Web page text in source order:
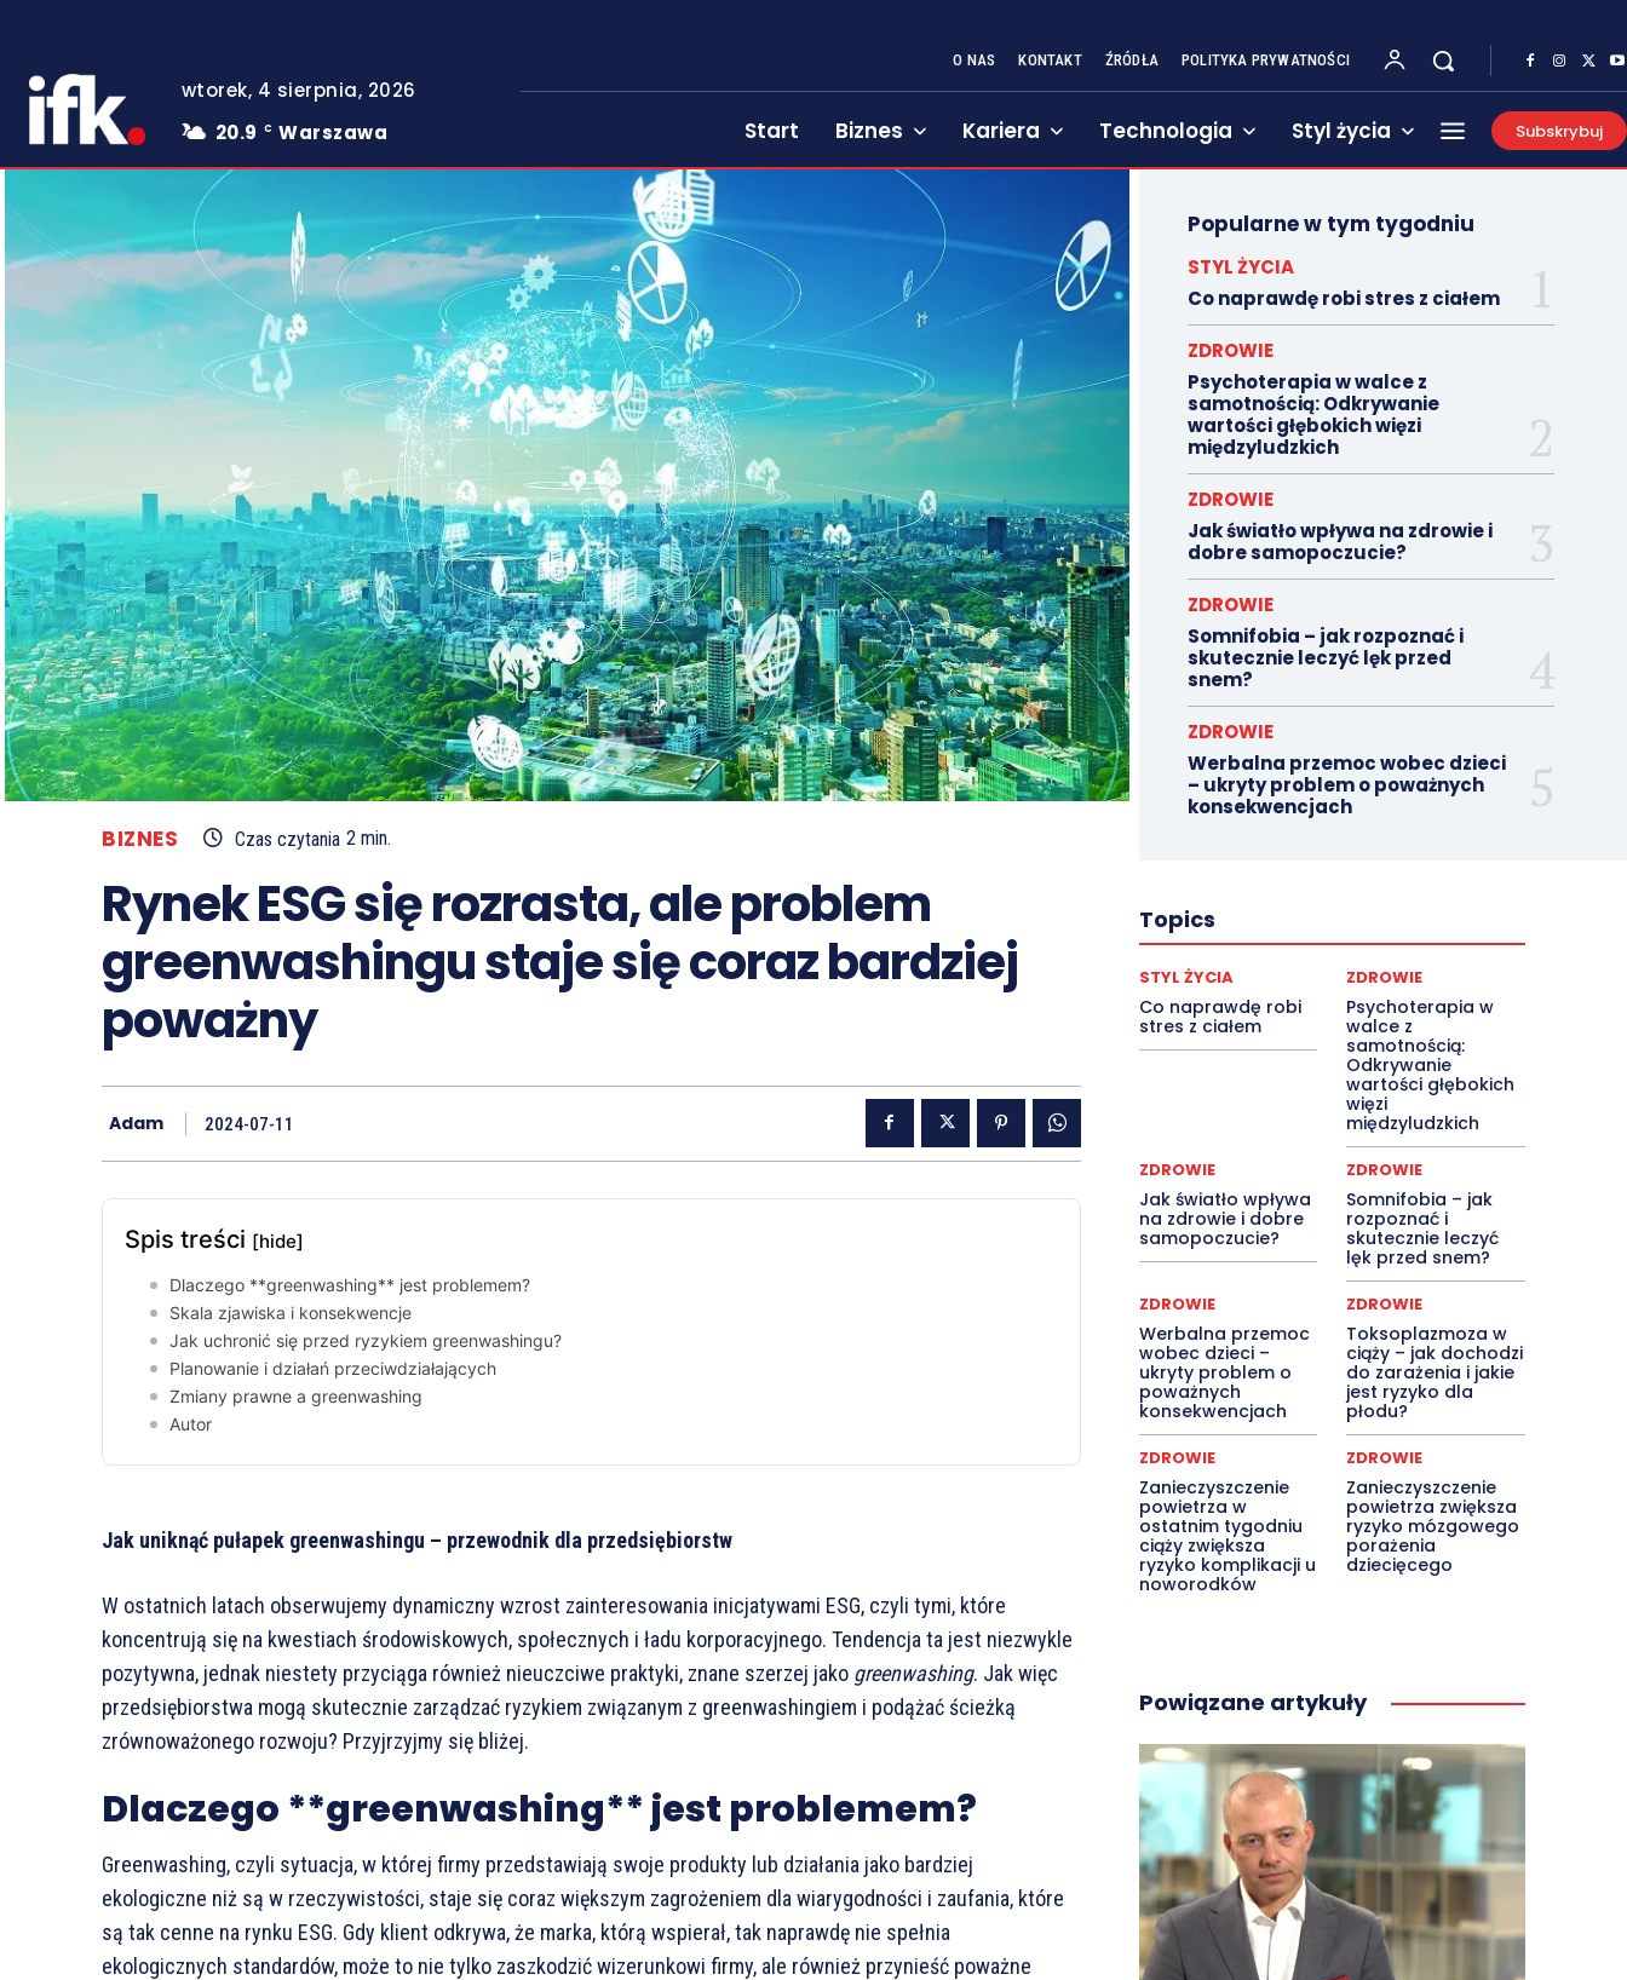
wtorek, 4 sierpnia, 2026
20.9
C Warszawa
O NAS KONTAKT ŹRÓDŁA POLITYKA PRYWATNOŚCI
Start Biznes Kariera Technologia Styl życia Subskrybuj
BIZNES Czas czytania 2 min.
Rynek ESG się rozrasta, ale problem
greenwashingu staje się coraz bardziej
poważny
Adam 2024-07-11
Spis treści [hide]
Dlaczego **greenwashing** jest problemem?
Skala zjawiska i konsekwencje
Jak uchronić się przed ryzykiem greenwashingu?
Planowanie i działań przeciwdziałających
Zmiany prawne a greenwashing
Autor
Jak uniknąć pułapek greenwashingu – przewodnik dla przedsiębiorstw
W ostatnich latach obserwujemy dynamiczny wzrost zainteresowania inicjatywami ESG, czyli tymi, które
koncentrują się na kwestiach środowiskowych, społecznych i ładu korporacyjnego. Tendencja ta jest niezwykle
pozytywna, jednak niestety przyciąga również nieuczciwe praktyki, znane szerzej jako greenwashing. Jak więc
przedsiębiorstwa mogą skutecznie zarządzać ryzykiem związanym z greenwashingiem i podążać ścieżką
zrównoważonego rozwoju? Przyjrzyjmy się bliżej.
Dlaczego **greenwashing** jest problemem?
Greenwashing, czyli sytuacja, w której firmy przedstawiają swoje produkty lub działania jako bardziej
ekologiczne niż są w rzeczywistości, staje się coraz większym zagrożeniem dla wiarygodności i zaufania, które
są tak cenne na rynku ESG. Gdy klient odkrywa, że marka, którą wspierał, tak naprawdę nie spełnia
ekologicznych standardów, może to nie tylko zaszkodzić wizerunkowi firmy, ale również przynieść poważne
Popularne w tym tygodniu
STYL ŻYCIA
Co naprawdę robi stres z ciałem
ZDROWIE
Psychoterapia w walce z
samotnością: Odkrywanie
wartości głębokich więzi
międzyludzkich
ZDROWIE
Jak światło wpływa na zdrowie i
dobre samopoczucie?
ZDROWIE
Somnifobia – jak rozpoznać i
skutecznie leczyć lęk przed
snem?
ZDROWIE
Werbalna przemoc wobec dzieci
– ukryty problem o poważnych
konsekwencjach
Topics
STYL ŻYCIA
Co naprawdę robi
stres z ciałem
ZDROWIE
Psychoterapia w
walce z
samotnością:
Odkrywanie
wartości głębokich
więzi
międzyludzkich
ZDROWIE
Jak światło wpływa
na zdrowie i dobre
samopoczucie?
ZDROWIE
Somnifobia – jak
rozpoznać i
skutecznie leczyć
lęk przed snem?
ZDROWIE
Werbalna przemoc
wobec dzieci –
ukryty problem o
poważnych
konsekwencjach
ZDROWIE
Toksoplazmoza w
ciąży – jak dochodzi
do zarażenia i jakie
jest ryzyko dla
płodu?
ZDROWIE
Zanieczyszczenie
powietrza w
ostatnim tygodniu
ciąży zwiększa
ryzyko komplikacji u
noworodków
ZDROWIE
Zanieczyszczenie
powietrza zwiększa
ryzyko mózgowego
porażenia
dziecięcego
Powiązane artykuły